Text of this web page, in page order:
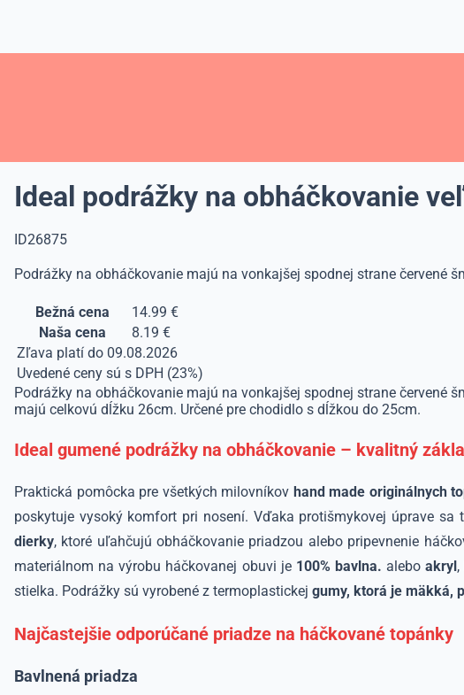
Ideal podrážky na obháčkovanie
ID26875
Podrážky na obháčkovanie majú na vonkajšej spodnej strane červené
Bežná cena
14.99 €
Naša cena
8.19 €
Zľava platí do 09.08.2026
Uvedené ceny sú s DPH (23%)
Podrážky na obháčkovanie majú na vonkajšej spodnej strane červené
majú celkovú dĺžku 26cm. Určené pre chodidlo s dĺžkou do 25cm.
Ideal gumené podrážky na obháčkovanie – kvalitný
Praktická pomôcka pre všetkých milovníkov hand made originálnych
poskytuje vysoký komfort pri nosení. Vďaka protišmykovej úprave
dierky, ktoré uľahčujú obháčkovanie priadzou alebo pripevnenie
materiálnom na výrobu háčkovanej obuvi je 100% bavlna. aleboakryl
stielka. Podrážky sú vyrobené z termoplastickej gumy, ktorá je mäkká,
Najčastejšie odporúčané priadze na háčkované topánky
Bavlnená priadza